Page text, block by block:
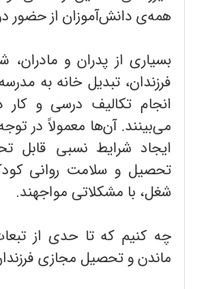
همه‌ی دانش‌آموزان از حضور
بسیاری از پدران و
فرزندان، تبدیل خانه به
انجام تکالیف درسی و کار
می‌بینند. آن‌ها معمولاً در
ایجاد شرایط نسبی قابل
تحصیل و سلامت روانی
شغل، با مشکلاتی مواجهند.
چه کنیم که تا حدی از
ماندن و تحصیل مجازی